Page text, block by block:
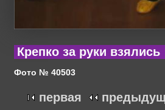
Крепко за руки взялись
Фото № 40503
первая